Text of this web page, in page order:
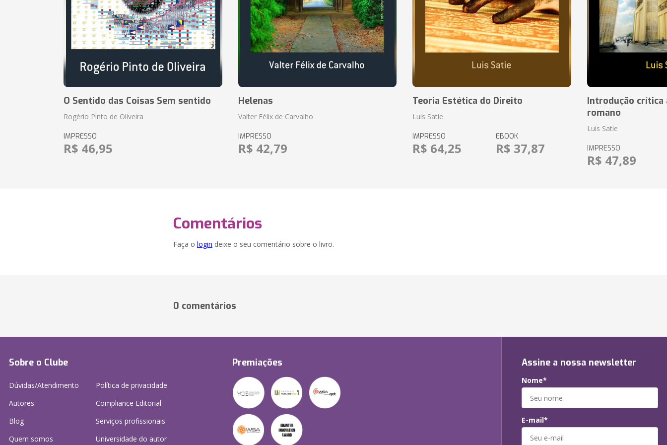
O Sentido das Coisas Sem sentido
Rogério Pinto de Oliveira
IMPRESSO
R$ 46,95
Helenas
Valter Félix de Carvalho
IMPRESSO
R$ 42,79
Teoria Estética do Direito
Luis Satie
IMPRESSO
R$ 64,25
EBOOK
R$ 37,87
Introdução crítica
romano
Luis Satie
IMPRESSO
R$ 47,89
Comentários
Faça o login deixe o seu comentário sobre o livro.
0 comentários
Sobre o Clube
Dúvidas/Atendimento
Autores
Blog
Quem somos
Política de privacidade
Compliance Editorial
Serviços profissionais
Universidade do autor
Premiações Assine a nossa newsletter
Nome*
E-mail*